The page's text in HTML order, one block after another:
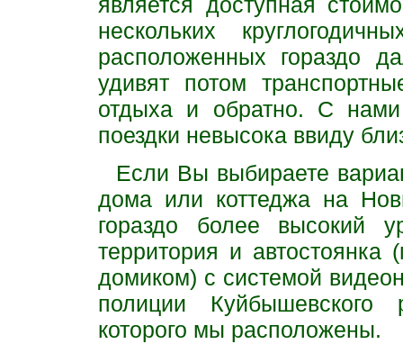
нескольких
расположенных гораздо
удивят потом
отдыха и обратно. С
поездки невысока ввиду
Если Вы выбираете
дома или коттеджа на
гораздо более высокий
территория и
домиком) с системой
полиции
которого мы расположены.